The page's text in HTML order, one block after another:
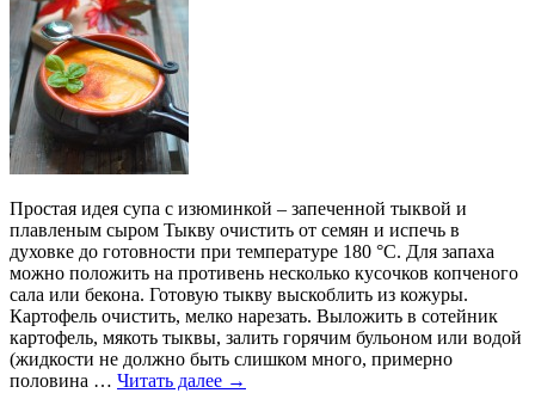
Простая идея супа с изюминкой – запеченной тыквой и
плавленым сыром Тыкву очистить от семян и испечь в
духовке до готовности при температуре 180 °С. Для запаха
можно положить на противень несколько кусочков копченого
сала или бекона. Готовую тыкву выскоблить из кожуры.
Картофель очистить, мелко нарезать. Выложить в сотейник
картофель, мякоть тыквы, залить горячим бульоном или водой
(жидкости не должно быть слишком много, примерно
половина … Читать далее →